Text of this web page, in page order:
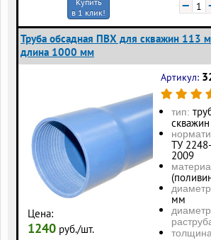
в 1 клик!
−
Труба обсадная ПВХ для скважин 113
длина 1000 мм
Цена:
1240 руб./шт.
Артикул:
тип:
скважин
ТУ
2009
мм